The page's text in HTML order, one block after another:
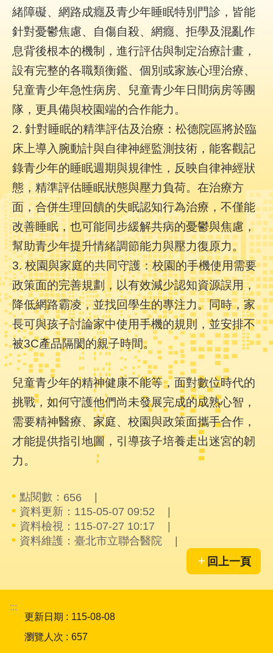
台
北
卡-
健
康
服
務
陳
情
統
員
工
信
箱
ENGLISH
宣
導
使
用
ODF
開
放
文
件
格
雙
語
隱
私
權
安
政
緒障礙、網路成癮及青少年睡眠特別門診，皆能
針對憂鬱焦慮、自傷自殺、網癮、拒學及混亂作
息背後根本的機制，進行評估與制定治療計畫，
設有完整的各職類衡鑑、個別或家族心理治療、
兒童青少年急性病房、兒童青少年日間病房等團
隊，更具備與校園端的合作能力。
2. 針對睡眠的精準評估及治療：松德院區將於臨
床上導入腕動計與自律神經監測技術，能客觀記
錄青少年的睡眠週期與規律性，反映自律神經狀
態，精準評估睡眠狀態與壓力負荷。在治療方
面，合併生理回饋的失眠認知行為治療，不僅能
改善睡眠，也可能同步緩解共病的憂鬱與焦慮，
幫助青少年提升情緒調節能力與壓力復原力。
3. 校園與家庭的共同守護：校園的手機使用需要
政策面的完善規劃，以有效減少認知資源誤用，
降低網路霸凌，並找回學生的專注力。同時，家
長可與孩子討論家中使用手機的規則，並安排不
被3C產品隔閡的親子時間。
兒童青少年的精神健康不能等，面對數位時代的
挑戰，如何守護他們尚未發展完成的成熟心智，
需要精神醫療、家庭、校園與政策面攜手合作，
才能提供指引地圖，引導孩子培養走出迷宮的韌
力。
點閱數： 656
資料更新：115-05-07 09:52
資料檢視：115-07-27 10:17
資料維護：臺北市立聯合醫院
回上一頁
:::
更新日期
115-08-08
瀏覽人次
657